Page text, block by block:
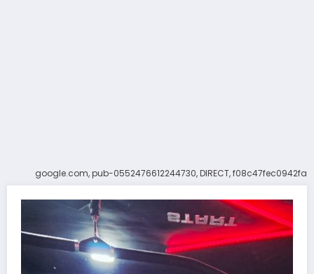
google.com, pub-0552476612244730, DIRECT, f08c47fec0942fa